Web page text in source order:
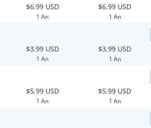
$6.99 USD
1 An
$6.99 USD
1 An
$3.99 USD
1 An
$3.99 USD
1 An
$5.99 USD
1 An
$5.99 USD
1 An